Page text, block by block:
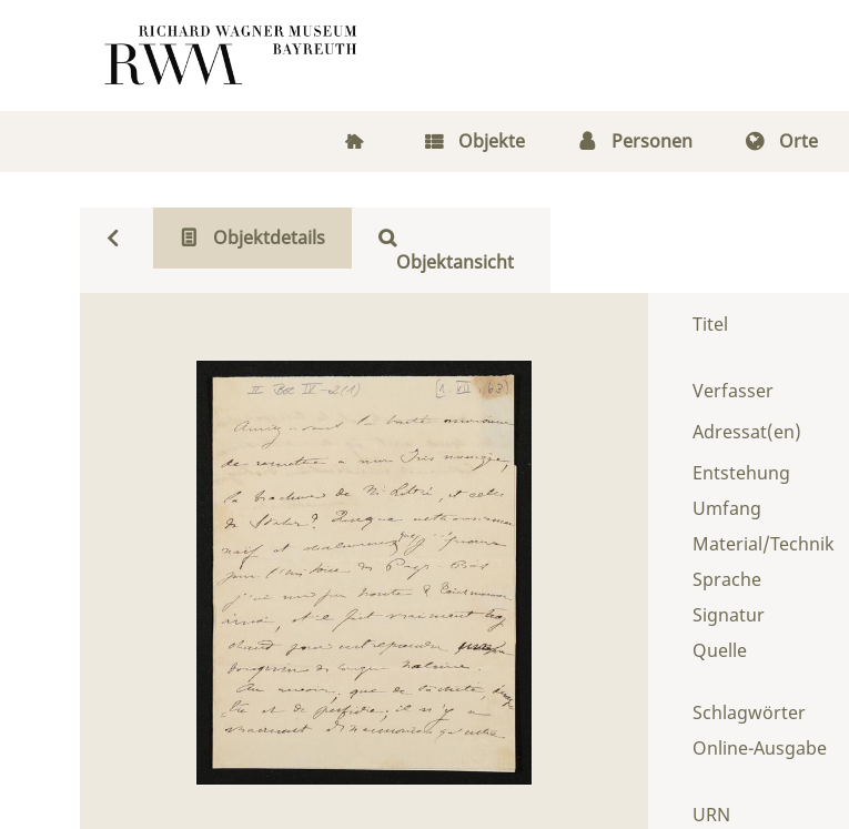
Objekte Personen Orte
Objektdetails
Objektansicht
Titel
Verfasser
Adressat(en)
Entstehung
Umfang
Material/Technik
Sprache
Signatur
Quelle
Schlagwörter
Online-Ausgabe
URN